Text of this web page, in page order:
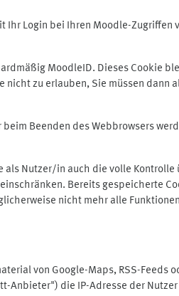
Login bei Ihren Moodle-Zugriffen
MoodleID. Dieses Cookie
zu erlauben, Sie müssen dann
Beenden des Webbrowsers
Nutzer/in auch die volle Kontrolle
Bereits gespeicherte
nicht mehr alle
von Google-Maps, RSS-Feeds
die IP-Adresse der Nutzer